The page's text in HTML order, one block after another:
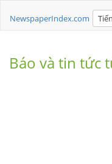
NewspaperIndex.com
Báo và tin tức